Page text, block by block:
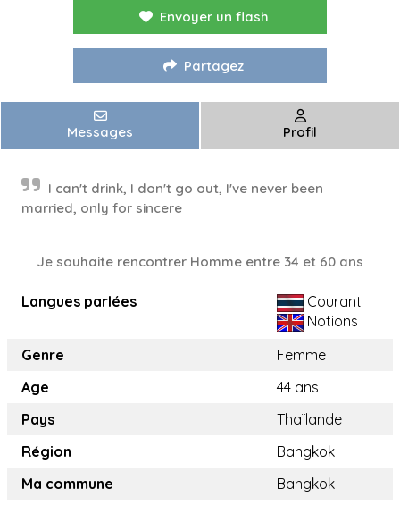
Envoyer un flash
Partagez
Messages Profil
I can't drink, I don't go out, I've never been
married, only for sincere
Je souhaite rencontrer Homme entre 34 et 60 ans
Langues parlées
Courant
Notions
Genre
Femme
Age
44 ans
Pays
Thaïlande
Région
Bangkok
Ma commune
Bangkok